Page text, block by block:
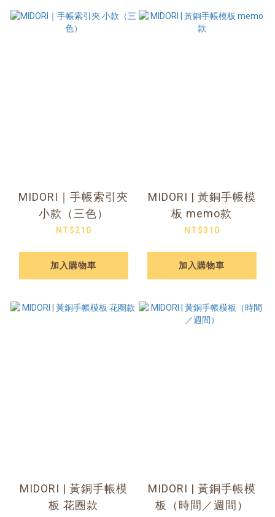
MIDORI｜手帳索引夾
小款（三色）
NT$210
加入購物車
MIDORI | 黃銅手帳模
板 memo款
NT$310
加入購物車
MIDORI | 黃銅手帳模
板 花圈款
MIDORI | 黃銅手帳模
板（時間／週間）